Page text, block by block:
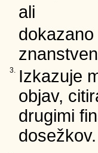
ali
3.
Izkazuje
objav,
drugimi
dosežkov.